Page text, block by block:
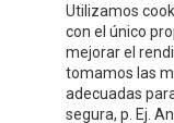
Utilizamos
con el único
mejorar el
tomamos las
adecuadas
segura, p. Ej.